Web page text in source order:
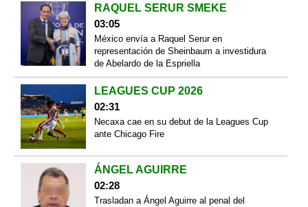
RAQUEL SERUR SMEKE
03:05
México envía a Raquel Serur en
representación de Sheinbaum a investidura
de Abelardo de la Espriella
LEAGUES CUP 2026
02:31
Necaxa cae en su debut de la Leagues Cup
ante Chicago Fire
ÁNGEL AGUIRRE
02:28
Trasladan a Ángel Aguirre al penal del